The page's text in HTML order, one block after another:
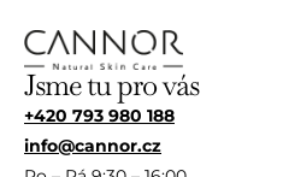
Jsme tu pro vás
+420 793 980 188
info@cannor.cz